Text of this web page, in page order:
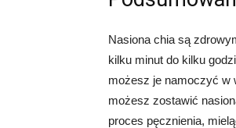
Nasiona chia są
kilku minut do kilku
możesz je namoczyć w
możesz zostawić
proces pęcznienia,